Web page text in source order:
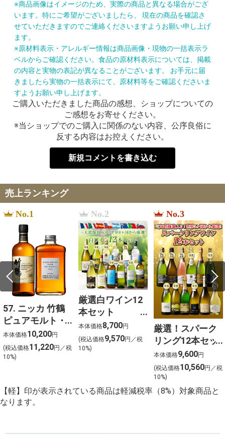
※商品画像はイメージのため、実際の商品と異なる場合がござ
います。特にご希望がございましたら、 現在の商品を確認さ
せていただきますのでご連絡くださいますようお願い申し上げ
ます。
※原材料表示・アレルギー情報は商品画像・現物の一括表示ラ
ベルからご確認ください。食品の原材料表示については、掲載
の内容と実物の表記が異なることがございます。 お手元に届
きましたら実物の一括表示にて、原材料等をご確認くださいま
すようお願い申し上げます。
ご購入いただきました商品の感想、ショップについての
ご感想をお寄せください。
※当ショップでのご購入に関係のない内容、公序良俗に
反する内容はお控えください。
新規コメントを書き込む
売上ランキング
No.1
57. ニッカ 竹鶴
ピュアモルト・
フロムザバレル
ウイスキー2本セ
ット【北海道ご
本体価格10,200円
(税込価格11,220円／税
10%)
No.2
厳選白ワイン12
本セット
750ml×12
本体価格8,700円
(税込価格9,570円／税
10%)
No.3
厳選！スパーク
リング12本セッ
ト 金賞受賞ワイ
ンを含む１２本
を選びました！
本体価格9,600円
(税込価格10,560円／税
10%)
【軽】印が表示されている商品は軽減税率（8%）対象商品と
なります。